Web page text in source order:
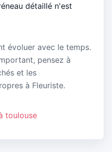
détaillé n'est
évoluer avec le temps.
pensez à
et les
à Fleuriste.
toulouse